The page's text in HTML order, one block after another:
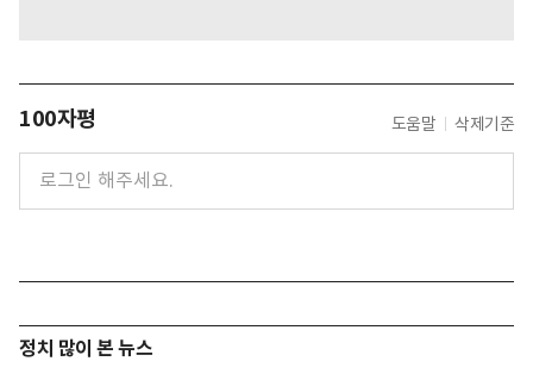
100자평 도움말 삭제기준
정치 많이 본 뉴스